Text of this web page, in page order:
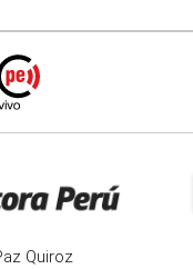
Quiroz